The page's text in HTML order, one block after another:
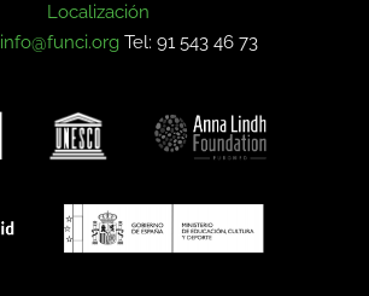
Localización
info@funci.org Tel: 91 543 46 73